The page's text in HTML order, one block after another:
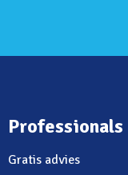
Professionals
Gratis advies